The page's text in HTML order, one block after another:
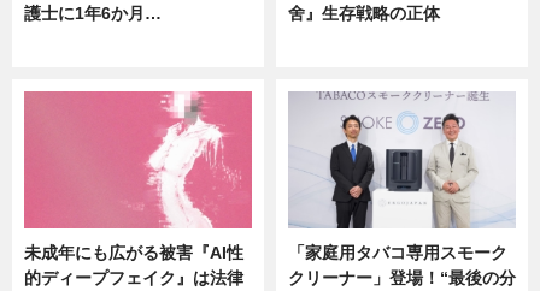
護士に1年6か月…
舍』生存戦略の正体
未成年にも広がる被害『AI性
的ディープフェイク』は法律
「家庭用タバコ専用スモーク
クリーナー」登場！“最後の分